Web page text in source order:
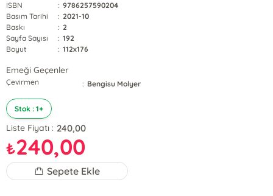
ISBN
: 9786257590204
Basım Tarihi
: 2021-10
Baskı
: 2
Sayfa Sayısı
: 192
Boyut
: 112x176
Emeği Geçenler
Çevirmen : Bengisu Molyer
Stok : 1+
Liste Fiyatı : 240,00
₺240,00
Sepete Ekle